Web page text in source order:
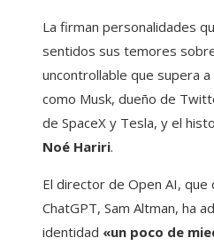
La firman personalidades
sentidos sus temores
uncontrollable que supera a
como Musk, dueño de
de SpaceX y Tesla, y el
Noé Hariri.
El director de Open AI, que
ChatGPT, Sam Altman, ha
identidad «un poco de